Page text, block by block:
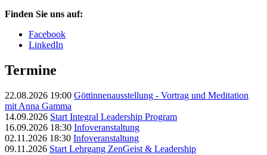
Finden Sie uns auf:
Facebook
LinkedIn
Termine
22.08.2026 19:00 Göttinnenausstellung - Vortrag und Meditation
mit Anna Gamma
14.09.2026 Start Integral Leadership Program
16.09.2026 18:30 Infoveranstaltung
02.11.2026 18:30 Infoveranstaltung
09.11.2026 Start Lehrgang ZenGeist & Leadership